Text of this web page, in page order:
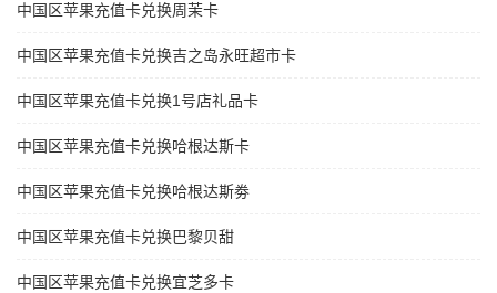
中国区苹果充值卡兑换周茉卡
中国区苹果充值卡兑换吉之岛永旺超市卡
中国区苹果充值卡兑换1号店礼品卡
中国区苹果充值卡兑换哈根达斯卡
中国区苹果充值卡兑换哈根达斯劵
中国区苹果充值卡兑换巴黎贝甜
中国区苹果充值卡兑换宜芝多卡